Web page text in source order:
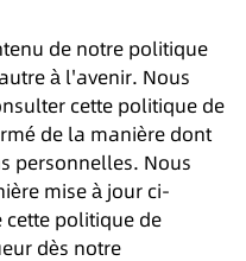
de notre politique
à l'avenir. Nous
cette politique de
de la manière dont
personnelles. Nous
mise à jour ci-
cette politique de
dès notre